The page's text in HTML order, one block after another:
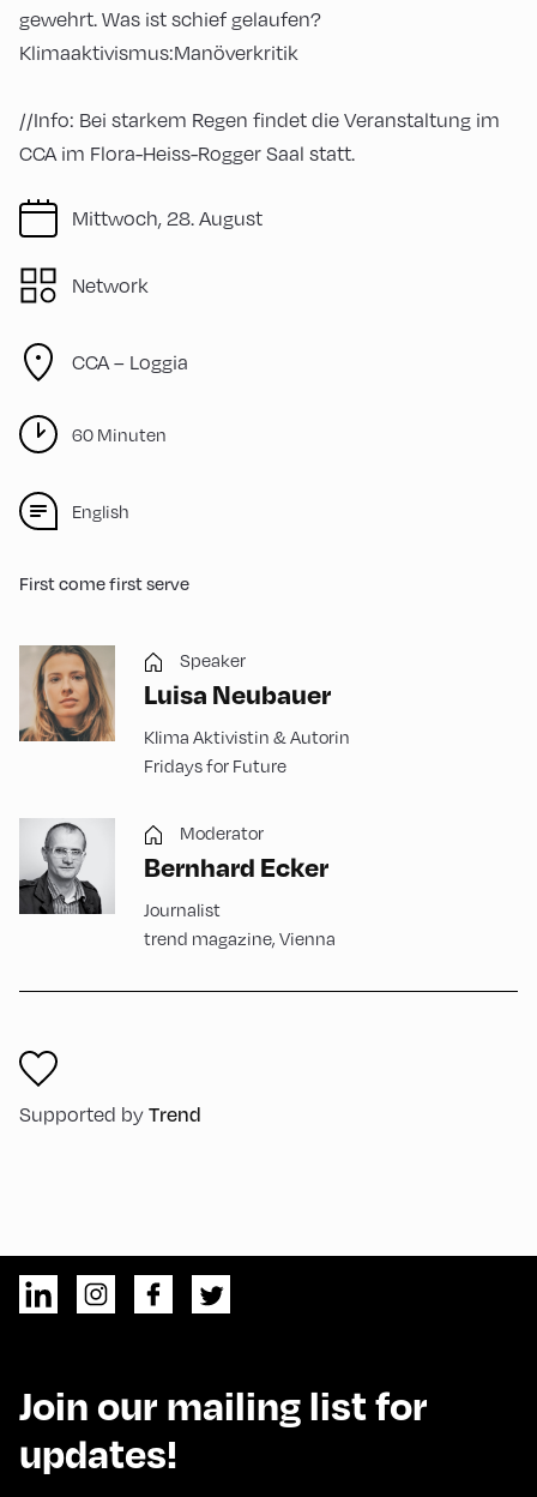
Mittwoch, 28. August
Network
CCA – Loggia
60 Minuten
English
First come first serve
gewehrt. Was ist schief gelaufen?
Klimaaktivismus:Manöverkritik
//Info: Bei starkem Regen findet die Veranstaltung im
CCA im Flora-Heiss-Rogger Saal statt.
Supported byTrend
Speaker
Luisa Neubauer
Klima Aktivistin & Autorin
Fridays for Future
Moderator
Bernhard Ecker
Journalist
trend magazine, Vienna
Join our mailing list for
updates!